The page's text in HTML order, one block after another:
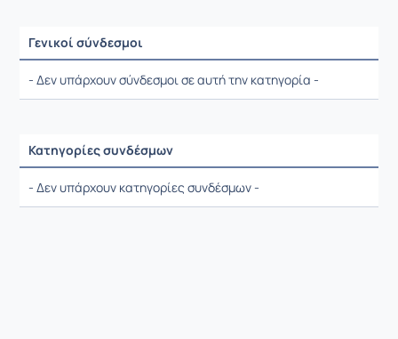
Γενικοί σύνδεσμοι
Ρυθμίσεις επιλογής / Αποτελέσματα
- Δεν υπάρχουν σύνδεσμοι σε αυτή την κατηγορία -
Κατηγορίες συνδέσμων
Ρυθμίσεις επιλογής / Αποτελέσματα
- Δεν υπάρχουν κατηγορίες συνδέσμων -